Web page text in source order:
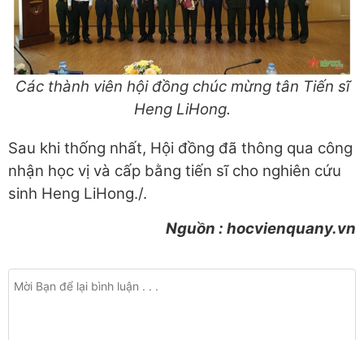
Các thành viên hội đồng chúc mừng tân Tiến sĩ
Heng LiHong.
Sau khi thống nhất, Hội đồng đã thông qua công
nhận học vị và cấp bằng tiến sĩ cho nghiên cứu
sinh Heng LiHong./.
Nguồn : hocvienquany.vn